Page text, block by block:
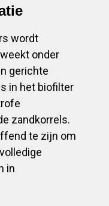
wordt
onder
gerichte
in het biofilter
zandkorrels.
te zijn om
in